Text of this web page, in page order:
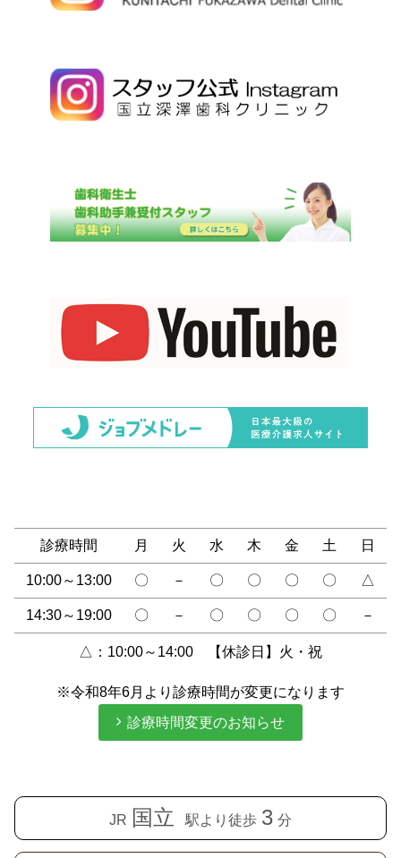
診療時間 月 火 水 木 金 土 日
10:00～13:00 〇 － 〇 〇 〇 〇 △
14:30～19:00 〇 － 〇 〇 〇 〇 －
△：10:00～14:00 【休診日】火・祝
※令和8年6月より診療時間が変更になります
診療時間変更のお知らせ
JR 国立 駅より徒歩 3 分